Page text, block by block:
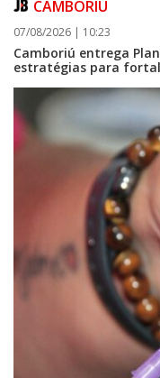
09/08/2026 | 07:00
Prefeitura de Balneário
e terrenos do IPRESP
CAMBORIÚ
07/08/2026 | 10:23
Camboriú entrega
estratégias para